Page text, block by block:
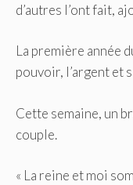
d’autres l’ont fait,
La première année
pouvoir, l’argent et
Cette semaine, un
couple.
« La reine et moi